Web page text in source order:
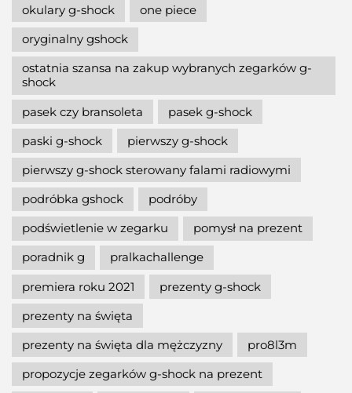
okulary g-shock
one piece
oryginalny gshock
ostatnia szansa na zakup wybranych zegarków g-
shock
pasek czy bransoleta
pasek g-shock
paski g-shock
pierwszy g-shock
pierwszy g-shock sterowany falami radiowymi
podróbka gshock
podróby
podświetlenie w zegarku
pomysł na prezent
poradnik g
pralkachallenge
premiera roku 2021
prezenty g-shock
prezenty na święta
prezenty na święta dla mężczyzny
pro8l3m
propozycje zegarków g-shock na prezent